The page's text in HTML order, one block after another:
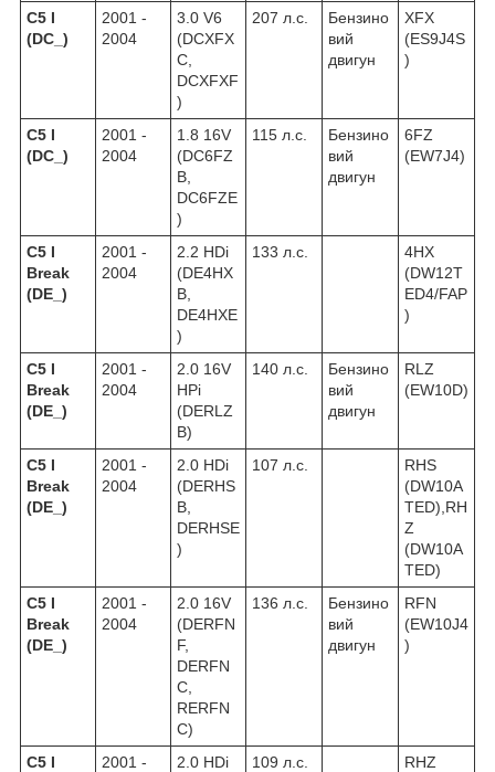
C5 I
(DC_)
2001 -
2004
3.0 V6
(DCXFX
C,
DCXFXF
)
207 л.с.
Бензино
вий
двигун
XFX
(ES9J4S
)
C5 I
(DC_)
2001 -
2004
1.8 16V
(DC6FZ
B,
DC6FZE
)
115 л.с.
Бензино
вий
двигун
6FZ
(EW7J4)
C5 I
Break
(DE_)
2001 -
2004
2.2 HDi
(DE4HX
B,
DE4HXE
)
133 л.с.
4HX
(DW12T
ED4/FAP
)
C5 I
Break
(DE_)
2001 -
2004
2.0 16V
HPi
(DERLZ
B)
140 л.с.
Бензино
вий
двигун
RLZ
(EW10D)
C5 I
Break
(DE_)
2001 -
2004
2.0 HDi
(DERHS
B,
DERHSE
)
107 л.с.
RHS
(DW10A
TED),RH
Z
(DW10A
TED)
C5 I
Break
(DE_)
2001 -
2004
2.0 16V
(DERFN
F,
DERFN
C,
RERFN
C)
136 л.с.
Бензино
вий
двигун
RFN
(EW10J4
)
C5 I
2001 -
2.0 HDi 109 л.с.
RHZ